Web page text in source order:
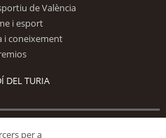
de València
i esport
i coneixement
DEL TURIA
per a